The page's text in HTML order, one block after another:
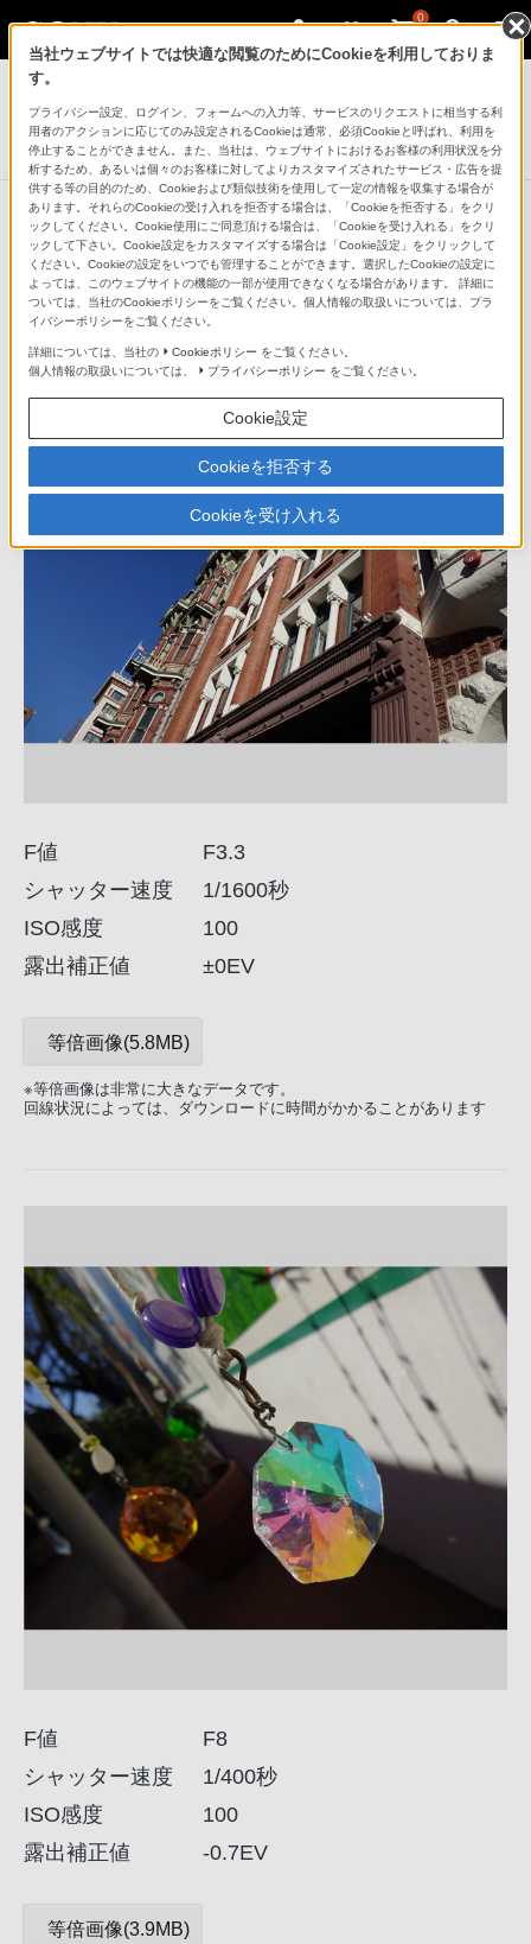
0
デジタルスチルカメラ Cyber-shot
デジタルスチルカメラ
DSC-WX220
撮影サンプル
F値
F3.3
シャッター速度
1/1600秒
ISO感度
100
露出補正値
±0EV
等倍画像(5.8MB)
※等倍画像は非常に大きなデータです。
回線状況によっては、ダウンロードに時間がかかることがあります
F値
F8
シャッター速度
1/400秒
ISO感度
100
露出補正値
-0.7EV
等倍画像(3.9MB)
当社ウェブサイトでは快適な閲覧のためにCookieを利用しておりま
す。
プライバシー設定、ログイン、フォームへの入力等、サービスのリクエストに相当する利
用者のアクションに応じてのみ設定されるCookieは通常、必須Cookieと呼ばれ、利用を
停止することができません。また、当社は、ウェブサイトにおけるお客様の利用状況を分
析するため、あるいは個々のお客様に対してよりカスタマイズされたサービス・広告を提
供する等の目的のため、Cookieおよび類似技術を使用して一定の情報を収集する場合が
あります。それらのCookieの受け入れを拒否する場合は、「Cookieを拒否する」をクリ
ックしてください。Cookie使用にご同意頂ける場合は、「Cookieを受け入れる」をクリ
ックして下さい。Cookie設定をカスタマイズする場合は「Cookie設定」をクリックして
ください。Cookieの設定をいつでも管理することができます。選択したCookieの設定に
よっては、このウェブサイトの機能の一部が使用できなくなる場合があります。 詳細に
ついては、当社のCookieポリシーをご覧ください。個人情報の取扱いについては、プラ
イバシーポリシーをご覧ください。
詳細については、当社の Cookieポリシー をご覧ください。
個人情報の取扱いについては、
プライバシーポリシー をご覧ください。
Cookie設定
Cookieを拒否する
Cookieを受け入れる